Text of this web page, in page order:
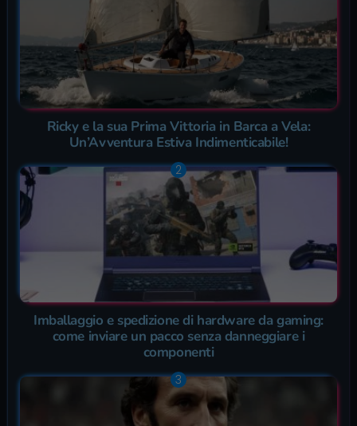
Ricky e la sua Prima Vittoria in Barca a Vela:
Un’Avventura Estiva Indimenticabile!
Imballaggio e spedizione di hardware da gaming:
come inviare un pacco senza danneggiare i
componenti